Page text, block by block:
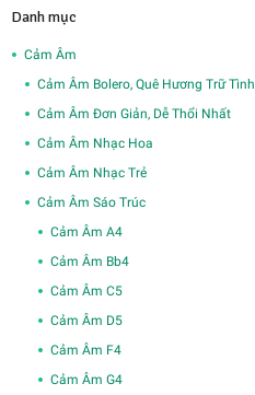
Danh mục
Cảm Âm
Cảm Âm Bolero, Quê Hương Trữ Tình
Cảm Âm Đơn Giản, Dễ Thổi Nhất
Cảm Âm Nhạc Hoa
Cảm Âm Nhạc Trẻ
Cảm Âm Sáo Trúc
Cảm Âm A4
Cảm Âm Bb4
Cảm Âm C5
Cảm Âm D5
Cảm Âm F4
Cảm Âm G4